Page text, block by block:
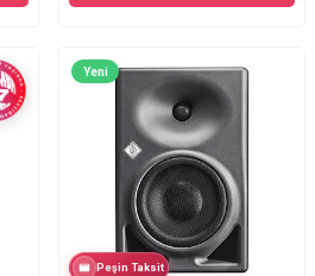
Yeni
Peşin Taksit